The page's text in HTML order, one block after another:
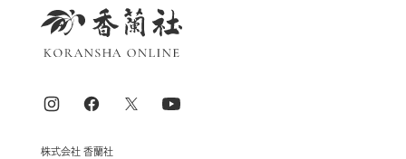
株式会社 香蘭社